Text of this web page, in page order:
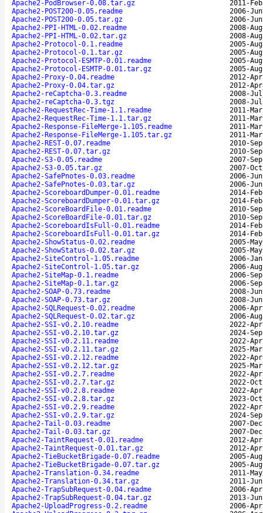
Apache2-PodBrowser-0.08.tar.gz
2011-
Apache2-POST200-0.05.readme
2006-
Apache2-POST200-0.05.tar.gz
2006-
Apache2-PPI-HTML-0.02.readme
2008-
Apache2-PPI-HTML-0.02.tar.gz
2008-
Apache2-Protocol-0.1.readme
2005-
Apache2-Protocol-0.1.tar.gz
2005-
Apache2-Protocol-ESMTP-0.01.readme
2005-
Apache2-Protocol-ESMTP-0.01.tar.gz
2005-
Apache2-Proxy-0.04.readme
2012-
Apache2-Proxy-0.04.tar.gz
2012-
Apache2-reCaptcha-0.3.readme
2008-
Apache2-reCaptcha-0.3.tgz
2008-
Apache2-RequestRec-Time-1.1.readme
2011-
Apache2-RequestRec-Time-1.1.tar.gz
2011-
Apache2-Response-FileMerge-1.105.readme
2011-
Apache2-Response-FileMerge-1.105.tar.gz
2011-
Apache2-REST-0.07.readme
2010-
Apache2-REST-0.07.tar.gz
2010-
Apache2-S3-0.05.readme
2007-
Apache2-S3-0.05.tar.gz
2007-
Apache2-SafePnotes-0.03.readme
2006-
Apache2-SafePnotes-0.03.tar.gz
2006-
Apache2-ScoreboardDumper-0.01.readme
2014-
Apache2-ScoreboardDumper-0.01.tar.gz
2014-
Apache2-ScoreBoardFile-0.01.readme
2010-
Apache2-ScoreBoardFile-0.01.tar.gz
2010-
Apache2-ScoreboardIsFull-0.01.readme
2014-
Apache2-ScoreboardIsFull-0.01.tar.gz
2014-
Apache2-ShowStatus-0.02.readme
2005-
Apache2-ShowStatus-0.02.tar.gz
2005-
Apache2-SiteControl-1.05.readme
2006-
Apache2-SiteControl-1.05.tar.gz
2006-
Apache2-SiteMap-0.1.readme
2006-
Apache2-SiteMap-0.1.tar.gz
2006-
Apache2-SOAP-0.73.readme
2008-
Apache2-SOAP-0.73.tar.gz
2008-
Apache2-SQLRequest-0.02.readme
2006-
Apache2-SQLRequest-0.02.tar.gz
2006-
Apache2-SSI-v0.2.10.readme
2022-
Apache2-SSI-v0.2.10.tar.gz
2024-
Apache2-SSI-v0.2.11.readme
2022-
Apache2-SSI-v0.2.11.tar.gz
2025-
Apache2-SSI-v0.2.12.readme
2022-
Apache2-SSI-v0.2.12.tar.gz
2025-
Apache2-SSI-v0.2.7.readme
2022-
Apache2-SSI-v0.2.7.tar.gz
2022-
Apache2-SSI-v0.2.8.readme
2022-
Apache2-SSI-v0.2.8.tar.gz
2023-
Apache2-SSI-v0.2.9.readme
2022-
Apache2-SSI-v0.2.9.tar.gz
2024-
Apache2-Tail-0.03.readme
2007-
Apache2-Tail-0.03.tar.gz
2007-
Apache2-TaintRequest-0.01.readme
2012-
Apache2-TaintRequest-0.01.tar.gz
2012-
Apache2-TieBucketBrigade-0.07.readme
2005-
Apache2-TieBucketBrigade-0.07.tar.gz
2005-
Apache2-Translation-0.34.readme
2011-
Apache2-Translation-0.34.tar.gz
2011-
Apache2-TrapSubRequest-0.04.readme
2006-
Apache2-TrapSubRequest-0.04.tar.gz
2013-
Apache2-UploadProgress-0.2.readme
2006-